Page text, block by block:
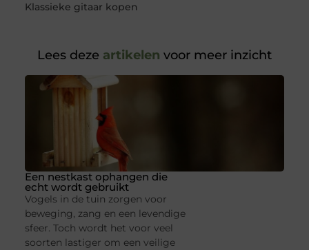
Klassieke gitaar kopen
Lees deze artikelen voor meer inzicht
Een nestkast ophangen die
echt wordt gebruikt
Vogels in de tuin zorgen voor
beweging, zang en een levendige
sfeer. Toch wordt het voor veel
soorten lastiger om een veilige